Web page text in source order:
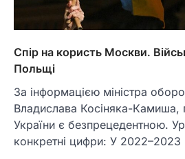
Спір на користь Москви.
Польщі
За інформацією міністра
Владислава Косіняка-Камиша,
України є безпрецедентною.
конкретні цифри: У